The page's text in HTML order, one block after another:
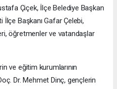
Çiçek, İlçe Belediye Başkan
İlçe Başkanı Gafar Çelebi,
öğretmenler ve vatandaşlar
ve eğitim kurumlarının
Dr. Mehmet Dinç, gençlerin